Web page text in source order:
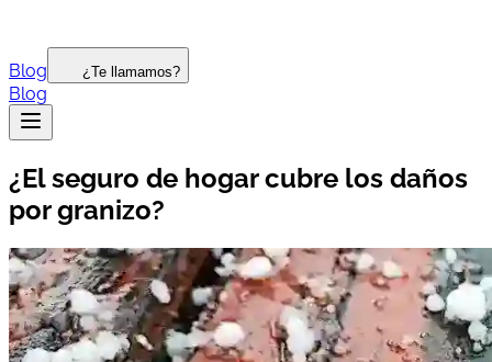
Blog ¿Te llamamos?
Blog
¿El seguro de hogar cubre los daños
por granizo?